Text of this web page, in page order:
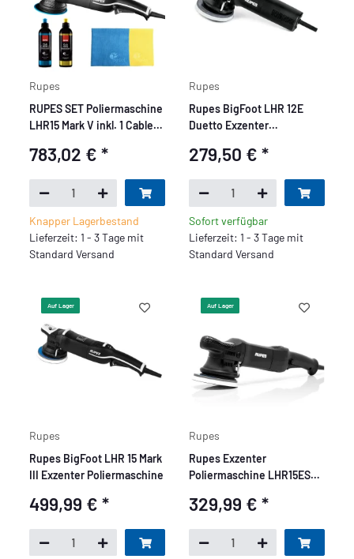
Rupes
RUPES SET Poliermaschine
LHR15 Mark V inkl. 1 Cable
und 2 Mikrofasertüchern
783,02 €*
Knapper Lagerbestand
Lieferzeit: 1 - 3 Tage mit
Standard Versand
Rupes
Rupes BigFoot LHR 12E
Duetto Exzenter
279,50 € *
Sofort verfügbar
Lieferzeit: 1 - 3 Tage mit
Standard Versand
Auf Lager
Rupes
Rupes BigFoot LHR 15 Mark
III Exzenter Poliermaschine
499,99 €*
Auf Lager
Rupes
Rupes Exzenter
Poliermaschine LHR15ES
329,99 € *